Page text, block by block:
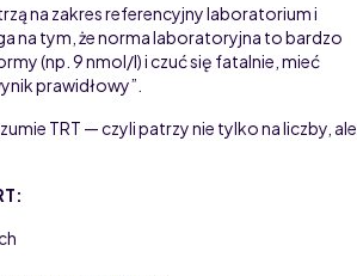
na zakres referencyjny laboratorium i
na tym, że norma laboratoryjna to bardzo
(np. 9 nmol/l) i czuć się fatalnie, mieć
prawidłowy”.
TRT — czyli patrzy nie tylko na liczby, ale